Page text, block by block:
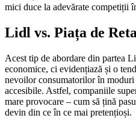
mici duce la adevărate competiții
Lidl vs. Piața de
Acest tip de abordare din partea
economice, ci evidențiază și o
nevoilor consumatorilor în
accesibile. Astfel, companiile
mare provocare – cum să țină
devin din ce în ce mai pretențioși.